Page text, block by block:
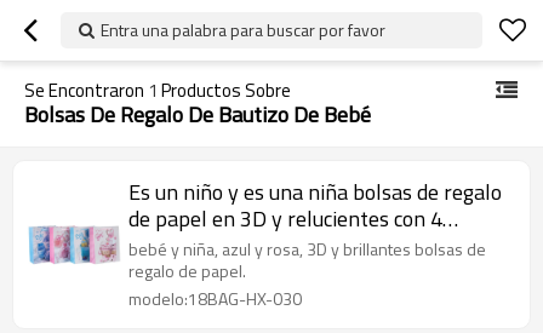
Entra una palabra para buscar por favor
Se Encontraron 1 Productos Sobre
Bolsas De Regalo De Bautizo De Bebé
Es un niño y es una niña bolsas de regalo
de papel en 3D y relucientes con 4
diseños surtidos en Tongle Packing
bebé y niña, azul y rosa, 3D y brillantes bolsas de
regalo de papel.
modelo:18BAG-HX-030